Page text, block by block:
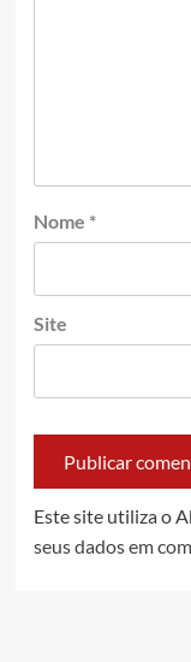
Nome *
Site
Este site utiliza o
seus dados em